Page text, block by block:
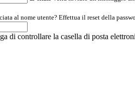
al nome utente? Effettua il reset della
di controllare la casella di posta